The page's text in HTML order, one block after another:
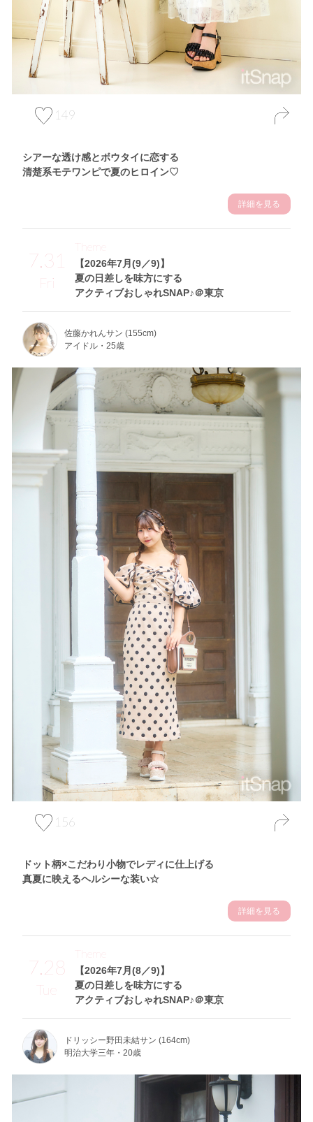
149
シアーな透け感とボウタイに恋する
清楚系モテワンピで夏のヒロイン♡
詳細を見る
7.31
Fri
【2026年7月(9／9)】
夏の日差しを味方にする
アクティブおしゃれSNAP♪＠東京
Theme
佐藤かれんサン (155cm)
アイドル・25歳
156
ドット柄×こだわり小物でレディに仕上げる
真夏に映えるヘルシーな装い☆
詳細を見る
7.28
Tue
【2026年7月(8／9)】
夏の日差しを味方にする
アクティブおしゃれSNAP♪＠東京
Theme
ドリッシー野田未結サン (164cm)
明治大学三年・20歳